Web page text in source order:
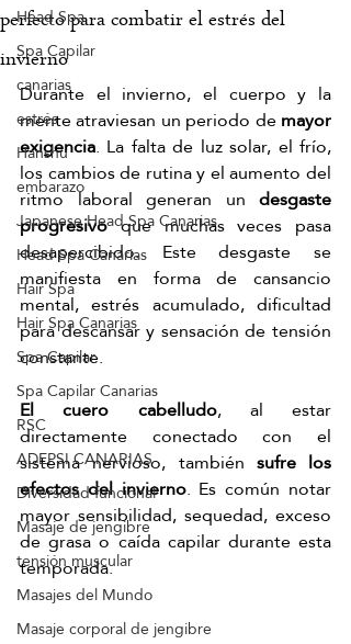
Head Spa
Spa Capilar
canarias
estrés
Hanshu
embarazo
Japanese Head Spa Canarias
Head Spa Canarias
Hair Spa
Hair Spa Canarias
Spa Capilar
Spa Capilar Canarias
RSC
ADEPSI CANARIAS
Diversidad funcional
Masaje de jengibre
tensión muscular
Masajes del Mundo
Masaje corporal de jengibre
perfecto para combatir el estrés del
invierno
Durante el invierno, el cuerpo y la
mente atraviesan un periodo de mayor
exigencia. La falta de luz solar, el frío,
los cambios de rutina y el aumento del
ritmo laboral generan un desgaste
progresivo que muchas veces pasa
desapercibido. Este desgaste se
manifiesta en forma de cansancio
mental, estrés acumulado, dificultad
para descansar y sensación de tensión
constante.
El cuero cabelludo, al estar
directamente conectado con el
sistema nervioso, también sufre los
efectos del invierno. Es común notar
mayor sensibilidad, sequedad, exceso
de grasa o caída capilar durante esta
temporada.